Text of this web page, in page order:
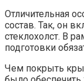
Отличительная
состав. Так, он
стеклохолст. В
подготовки
Чем покрыть